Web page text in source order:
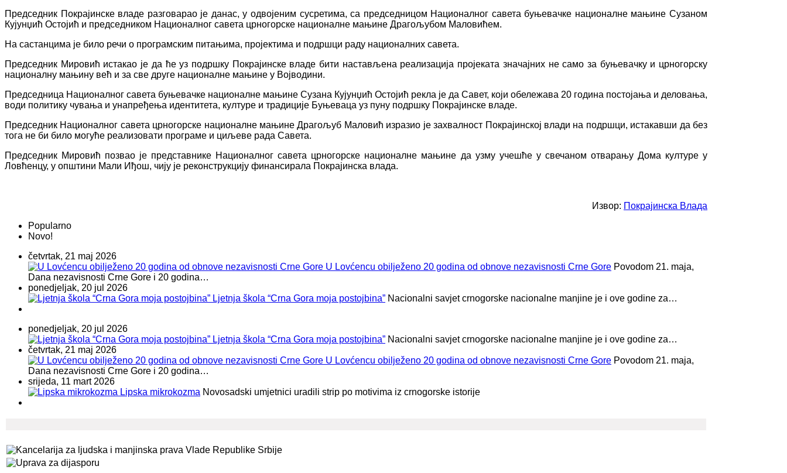
Председник Покрајинске владе разговарао је данас, у одвојеним сусретима, са председницом Националног савета буњевачке националне мањине Сузаном
Кујунџић Остојић и председником Националног савета црногорске националне мањине Драгољубом Маловићем.
На састанцима је било речи о програмским питањима, пројектима и подршци раду националних савета.
Председник Мировић истакао је да ће уз подршку Покрајинске владе бити настављена реализација пројеката значајних не само за буњевачку и црногорску
националну мањину већ и за све друге националне мањине у Војводини.
Председница Националног савета буњевачке националне мањине Сузана Кујунџић Остојић рекла је да Савет, који обележава 20 година постојања и деловања,
води политику чувања и унапређења идентитета, културе и традиције Буњеваца уз пуну подршку Покрајинске владе.
Председник Националног савета црногорске националне мањине Драгољуб Маловић изразио је захвалност Покрајинској влади на подршци, истакавши да без
тога не би било могуће реализовати програме и циљеве рада Савета.
Председник Мировић позвао је представнике Националног савета црногорске националне мањине да узму учешће у свечаном отварању Дома културе у
Ловћенцу, у општини Мали Иђош, чију је реконструкцију финансирала Покрајинска влада.
Извор: Покрајинска Влада
Popularno
Novo!
četvrtak, 21 maj 2026
U Lovćencu obilježeno 20 godina od obnove nezavisnosti Crne Gore Povodom 21. maja,
Dana nezavisnosti Crne Gore i 20 godina…
ponedjeljak, 20 jul 2026
Ljetnja škola “Crna Gora moja postojbina” Nacionalni savjet crnogorske nacionalne manjine je i ove godine za…
ponedjeljak, 20 jul 2026
Ljetnja škola “Crna Gora moja postojbina” Nacionalni savjet crnogorske nacionalne manjine je i ove godine za…
četvrtak, 21 maj 2026
U Lovćencu obilježeno 20 godina od obnove nezavisnosti Crne Gore Povodom 21. maja,
Dana nezavisnosti Crne Gore i 20 godina…
srijeda, 11 mart 2026
Lipska mikrokozma Novosadski umjetnici uradili strip po motivima iz crnogorske istorije